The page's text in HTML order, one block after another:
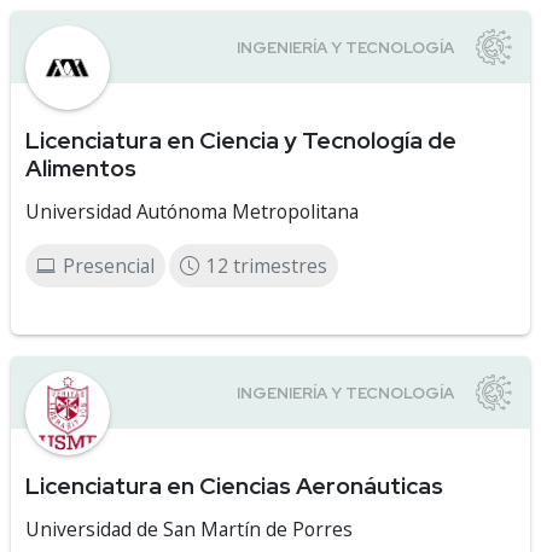
Licenciatura en Ciencia y Tecnología de
Alimentos
Universidad Autónoma Metropolitana
Presencial 12 trimestres
Licenciatura en Ciencias Aeronáuticas
Universidad de San Martín de Porres